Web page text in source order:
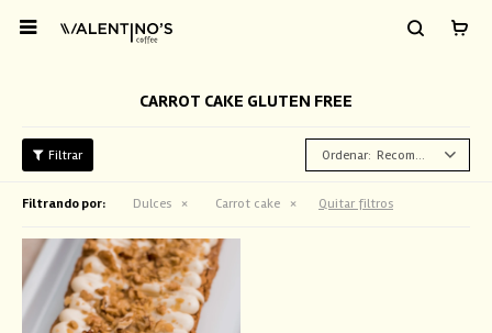

CARROT CAKE GLUTEN FREE
Recomendados
Filtrando por: Dulces Carrot cake Quitar filtros